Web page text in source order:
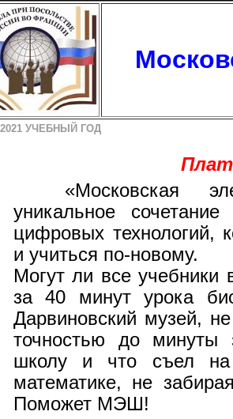
2021 УЧЕБНЫЙ ГОД
«Московская
уникальное
цифровых технологий,
и учиться по-новому.
Могут ли все учебники
за 40 минут урока
Дарвиновский музей,
точностью до минуты
школу и что съел
математике, не
Поможет МЭШ!